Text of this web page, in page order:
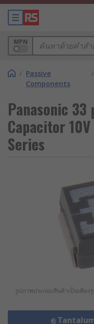
MPN
/ Passive
Components
/
Panasonic
Capacitor
Series
รูปภาพประกอบสินค้าเป็นเพียง
ดู